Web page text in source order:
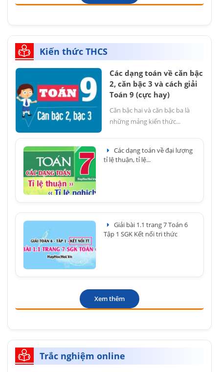
Kiến thức THCS
Các dạng toán về căn bậc
2, căn bậc 3 và cách giải
Toán 9 (cực hay)
Căn bậc hai và căn bậc ba là
những mảng kiến thức...
Các dạng toán về đại lượng
tỉ lệ thuận, tỉ lệ...
Giải bài 1.1 trang 7 Toán 6
Tập 1 SGK Kết nối tri thức
Xem thêm
Trắc nghiệm online